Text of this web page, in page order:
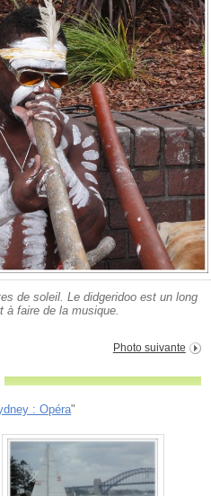
de soleil. Le didgeridoo est un long
à faire de la musique.
Photo suivante
: Opéra"